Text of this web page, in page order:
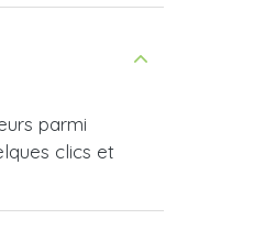
parmi
clics et